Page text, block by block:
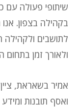
שיתופי פעולה עם
בקהילה בצפון.
לתושבים ולקהילה
ולאורך זמן בתחום
אמיר בשאראת,
ואסף תובנות